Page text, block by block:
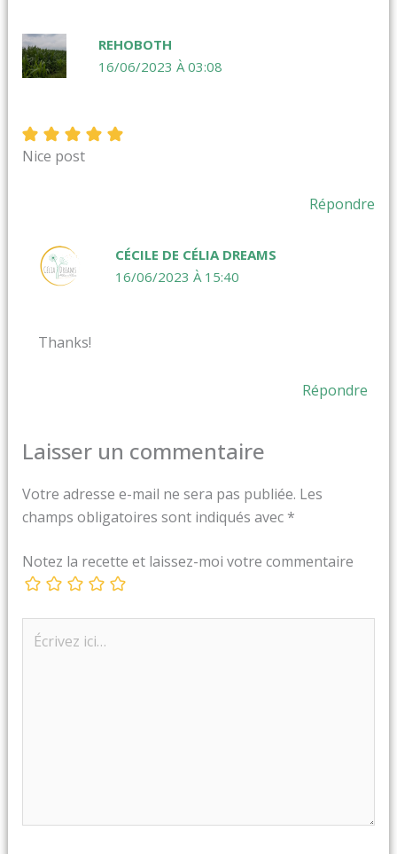
REHOBOTH
16/06/2023 À 03:08
Nice post
Répondre
CÉCILE DE CÉLIA DREAMS
16/06/2023 À 15:40
Thanks!
Répondre
Laisser un commentaire
Votre adresse e-mail ne sera pas publiée. Les
champs obligatoires sont indiqués avec *
Notez la recette et laissez-moi votre commentaire
Écrivez
ici…